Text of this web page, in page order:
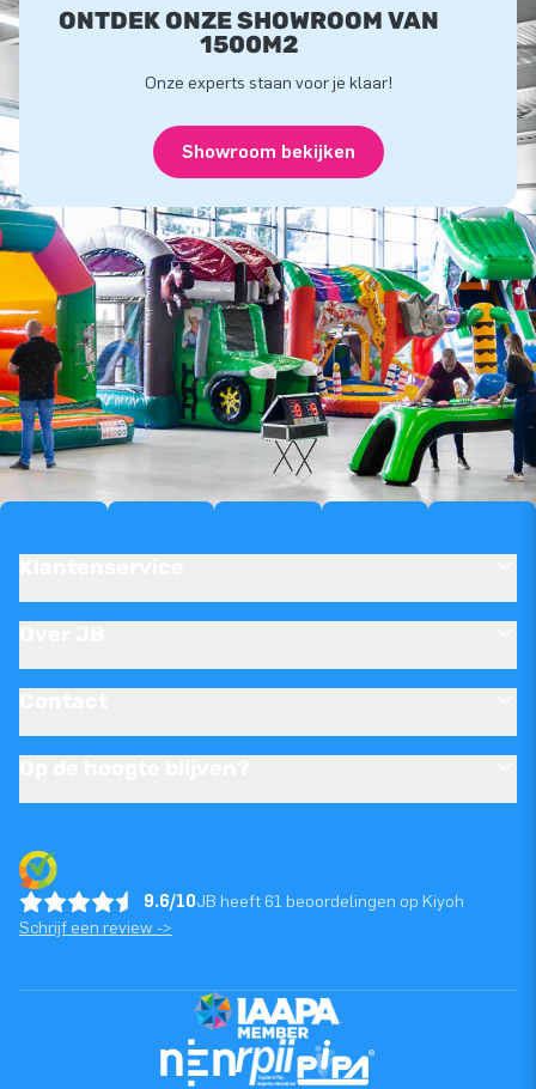
ONTDEK ONZE SHOWROOM VAN
1500M2
Onze experts staan voor je klaar!
Showroom bekijken
9.6/10JB heeft 61 beoordelingen op Kiyoh
Schrijf een review ->